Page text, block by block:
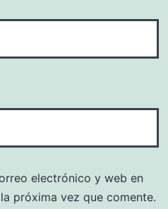
electrónico y web en
próxima vez que comente.